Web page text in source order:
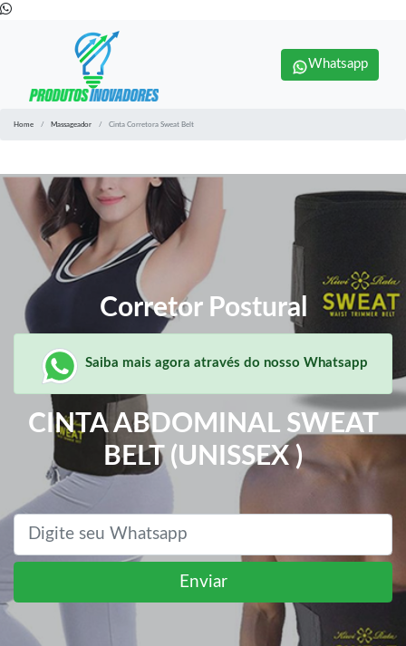
Whatsapp
Home Massageador Cinta Corretora Sweat Belt
Corretor Postural
Saiba mais agora através do nosso Whatsapp
CINTA ABDOMINAL SWEAT
BELT (UNISSEX )
Enviar